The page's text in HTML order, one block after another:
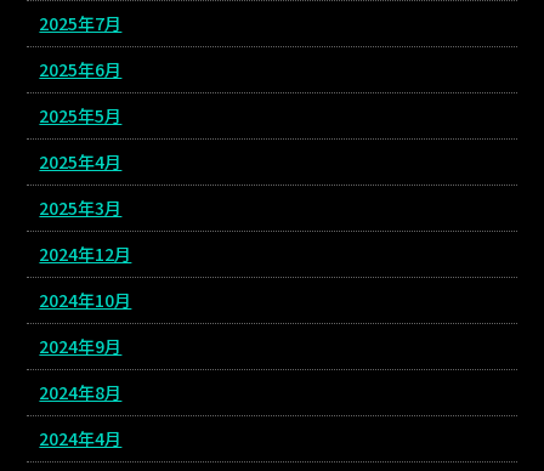
2025年7月
2025年6月
2025年5月
2025年4月
2025年3月
2024年12月
2024年10月
2024年9月
2024年8月
2024年4月